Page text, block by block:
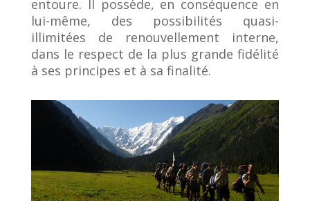
entoure. Il possède, en conséquence en
lui-même, des possibilités quasi-
illimitées de renouvellement interne,
dans le respect de la plus grande fidélité
à ses principes et à sa finalité.